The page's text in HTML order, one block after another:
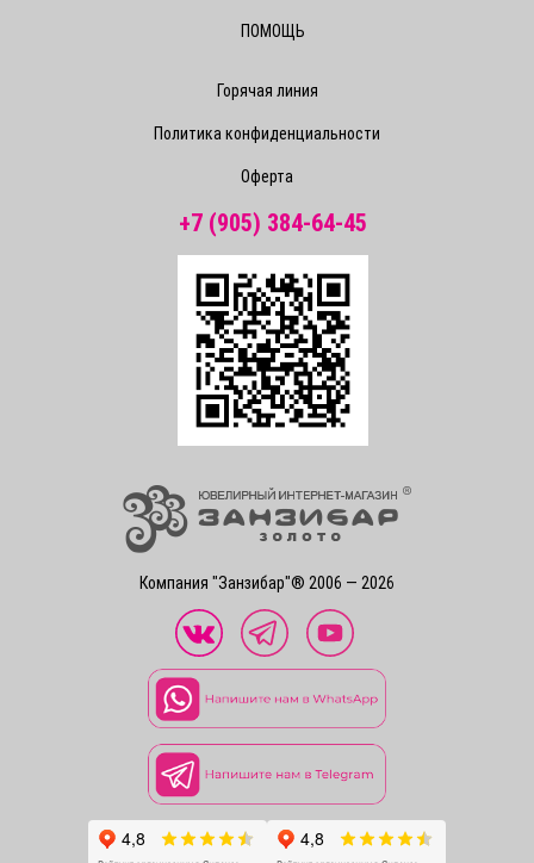
Компания "Занзибар"® 2006 — 2026
ПОМОЩЬ
Горячая линия
Политика конфиденциальности
Оферта
+7 (905) 384-64-45